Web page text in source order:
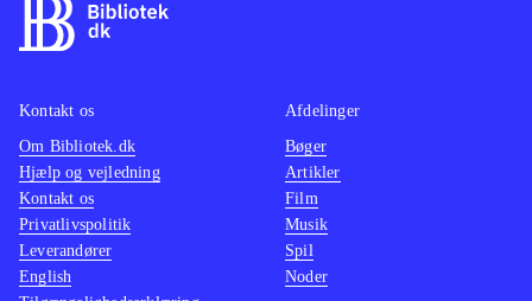
er engelsk tale. Tekst og tale er
gennemsyret af humoristiske og
er udelukkende singleplayer. PEGI er
12 med anmærkninger for stødende
sprog og vold
Alt i alt et fint underholdende spil,
hvis man i forvejen er fan af japansk
RPG. Her er tale om et udfordrende
Kontakt os
Om Bibliotek.dk
Hjælp og vejledning
Kontakt os
Privatlivspolitik
Leverandører
English
Afdelinger
Bøger
Artikler
Film
Musik
Spil
Noder